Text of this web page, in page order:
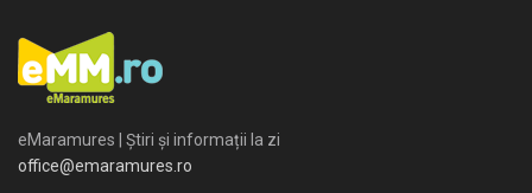
eMaramures | Știri și informații la zi
office@emaramures.ro